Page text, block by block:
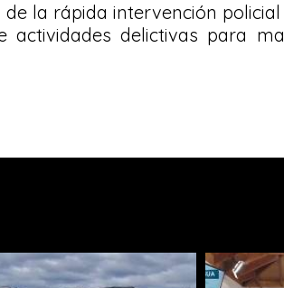
la rápida intervención
delictivas para